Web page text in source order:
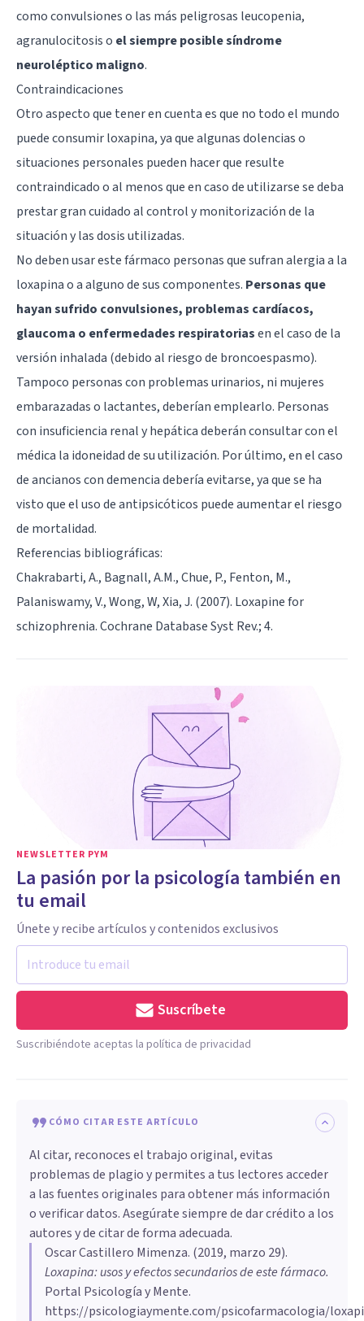
como convulsiones o las más peligrosas leucopenia,
agranulocitosis o el siempre posible síndrome
neuroléptico maligno.
Contraindicaciones
Otro aspecto que tener en cuenta es que no todo el mundo
puede consumir loxapina, ya que algunas dolencias o
situaciones personales pueden hacer que resulte
contraindicado o al menos que en caso de utilizarse se deba
prestar gran cuidado al control y monitorización de la
situación y las dosis utilizadas.
No deben usar este fármaco personas que sufran alergia a la
loxapina o a alguno de sus componentes. Personas que
hayan sufrido convulsiones, problemas cardíacos,
glaucoma o enfermedades respiratoriasen el caso de la
versión inhalada (debido al riesgo de broncoespasmo).
Tampoco personas con problemas urinarios, ni mujeres
embarazadas o lactantes, deberían emplearlo. Personas
con insuficiencia renal y hepática deberán consultar con el
médica la idoneidad de su utilización. Por último, en el caso
de ancianos con demencia debería evitarse, ya que se ha
visto que el uso de antipsicóticos puede aumentar el riesgo
de mortalidad.
Referencias bibliográficas:
Chakrabarti, A., Bagnall, A.M., Chue, P., Fenton, M.,
Palaniswamy, V., Wong, W, Xia, J. (2007). Loxapine for
schizophrenia. Cochrane Database Syst Rev.; 4.
NEWSLETTER PYM
La pasión por la psicología también en
tu email
Únete y recibe artículos y contenidos exclusivos
Suscríbete
Suscribiéndote aceptas la política de privacidad
CÓMO CITAR ESTE ARTÍCULO
Al citar, reconoces el trabajo original, evitas
problemas de plagio y permites a tus lectores acceder
a las fuentes originales para obtener más información
o verificar datos. Asegúrate siempre de dar crédito a los
autores y de citar de forma adecuada.
Oscar Castillero Mimenza. (2019, marzo 29).
Loxapina: usos y efectos secundarios de este fármaco.
Portal Psicología y Mente.
https://psicologiaymente.com/psicofarmacologia/